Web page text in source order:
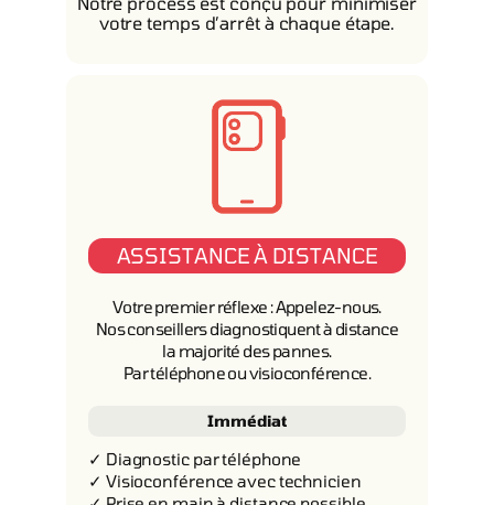
votre temps d’arrêt à chaque étape.
ASSISTANCE À DISTANCE
Votre premier réflexe : Appelez-nous.
Nos conseillers diagnostiquent à distance
la majorité des pannes.
Par téléphone ou visioconférence.
Immédiat
✓ Diagnostic par téléphone
✓ Visioconférence avec technicien